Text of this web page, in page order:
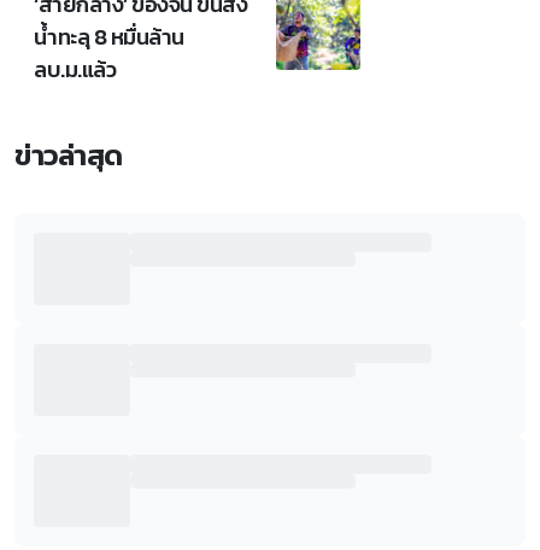
น้ำทะลุ 8 หมื่นล้าน
ลบ.ม.แล้ว
ข่าวล่าสุด